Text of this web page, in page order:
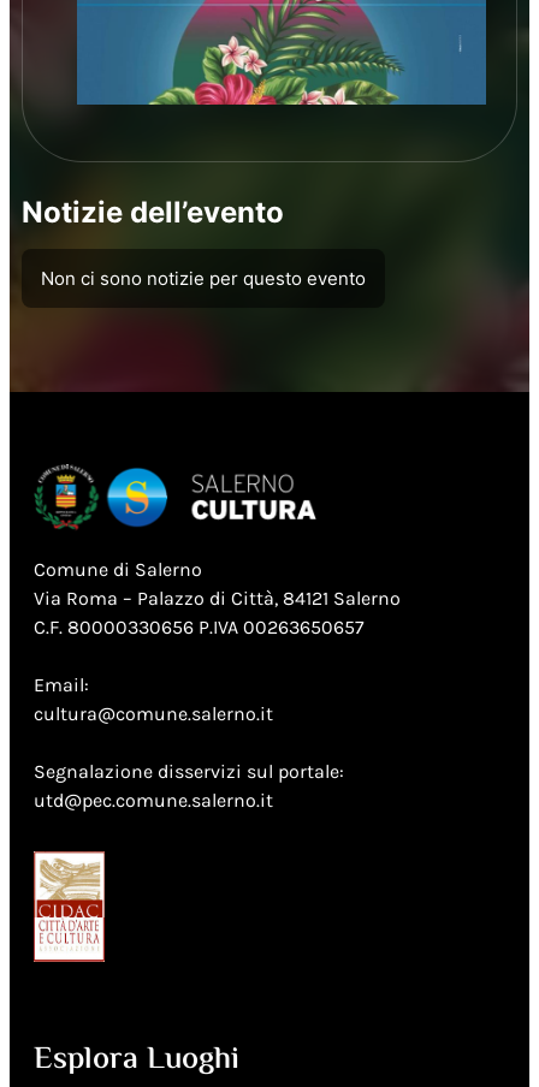
Notizie dell’evento
Non ci sono notizie per questo evento
Comune di Salerno
Via Roma – Palazzo di Città, 84121 Salerno
C.F. 80000330656 P.IVA 00263650657
Email:
cultura@comune.salerno.it
Segnalazione disservizi sul portale:
utd@pec.comune.salerno.it
Esplora Luoghi